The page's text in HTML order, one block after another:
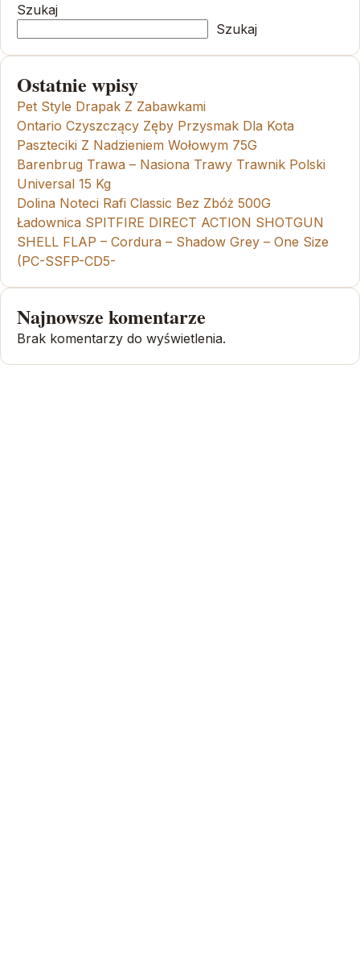
Szukaj
Szukaj
Ostatnie wpisy
Pet Style Drapak Z Zabawkami
Ontario Czyszczący Zęby Przysmak Dla Kota
Paszteciki Z Nadzieniem Wołowym 75G
Barenbrug Trawa – Nasiona Trawy Trawnik Polski
Universal 15 Kg
Dolina Noteci Rafi Classic Bez Zbóż 500G
Ładownica SPITFIRE DIRECT ACTION SHOTGUN
SHELL FLAP – Cordura – Shadow Grey – One Size
(PC-SSFP-CD5-
Najnowsze komentarze
Brak komentarzy do wyświetlenia.